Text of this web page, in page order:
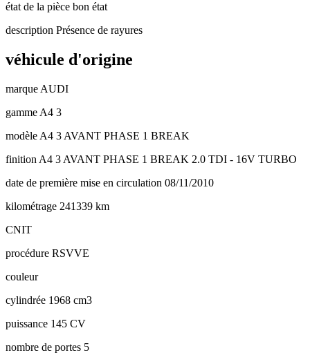
état de la pièce bon état
description Présence de rayures
véhicule d'origine
marque AUDI
gamme A4 3
modèle A4 3 AVANT PHASE 1 BREAK
finition A4 3 AVANT PHASE 1 BREAK 2.0 TDI - 16V TURBO
date de première mise en circulation 08/11/2010
kilométrage 241339 km
CNIT
procédure RSVVE
couleur
cylindrée 1968 cm3
puissance 145 CV
nombre de portes 5